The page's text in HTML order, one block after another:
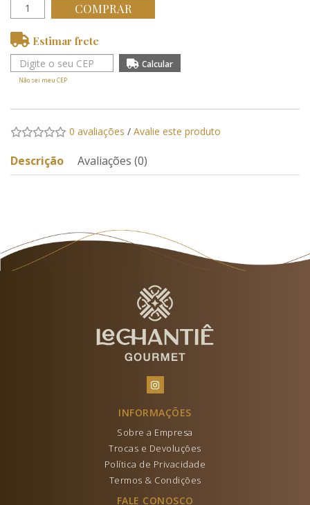
COMPRAR
Estimar frete
Não sei meu CEP
0 avaliações / Avalie este produto
Descrição Avaliações (0)
INFORMAÇÕES
Sobre a Empresa
Trocas e Devoluções
Política de Privacidade
Termos & Condições
FALE CONOSCO